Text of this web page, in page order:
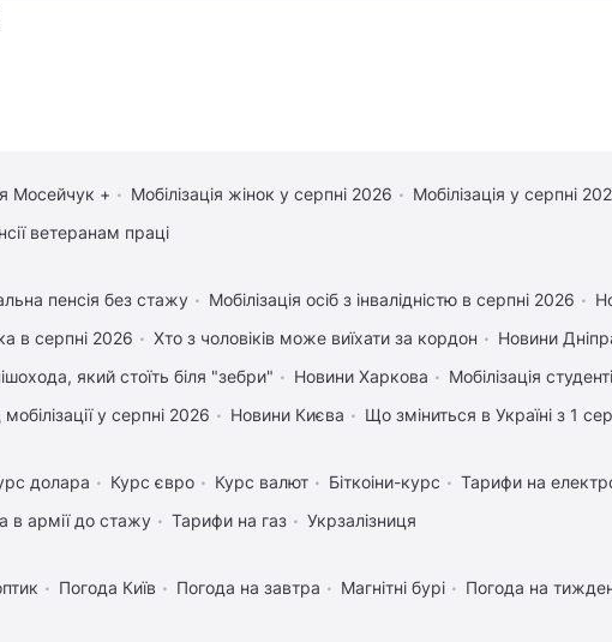
Мосейчук + Мобілізація жінок у серпні 2026
Мобілізація у серпні
ветеранам праці
пенсія без стажу Мобілізація осіб з інвалідністю в серпні 2026
в серпні 2026
Хто з чоловіків може виїхати за кордон
Новини
який стоїть біля "зебри"
Новини Харкова Мобілізація
у серпні 2026
Новини Києва Що зміниться в Україні з 1
долара Курс євро Курс валют Біткоіни-курс
Тарифи на
в армії до стажу
Тарифи на газ Укрзалізниця
Погода Київ Погода на завтра Магнітні бурі Погода на